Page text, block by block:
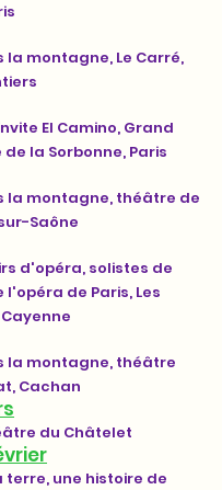
la montagne, Le Carré,
El Camino, Grand
la Sorbonne, Paris
la montagne, théâtre de
Saône
d'opéra, solistes de
de Paris, Les
la montagne, théâtre
Cachan
du Châtelet
terre, une histoire de